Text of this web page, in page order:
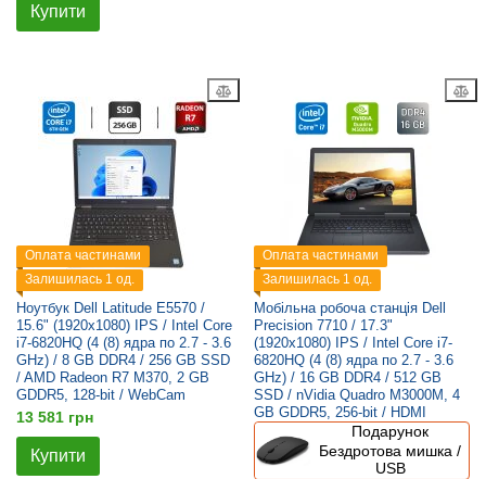
Купити
Оплата частинами
Залишилась 1 од.
Ноутбук Dell Latitude E5570 /
15.6" (1920x1080) IPS / Intel Core
i7-6820HQ (4 (8) ядра по 2.7 - 3.6
GHz) / 8 GB DDR4 / 256 GB SSD
/ AMD Radeon R7 M370, 2 GB
GDDR5, 128-bit / WebCam
13 581 грн
Купити
Оплата частинами
Залишилась 1 од.
Мобільна робоча станція Dell
Precision 7710 / 17.3"
(1920x1080) IPS / Intel Core i7-
6820HQ (4 (8) ядра по 2.7 - 3.6
GHz) / 16 GB DDR4 / 512 GB
SSD / nVidia Quadro M3000M, 4
GB GDDR5, 256-bit / HDMI
Подарунок
Бездротова мишка /
USB